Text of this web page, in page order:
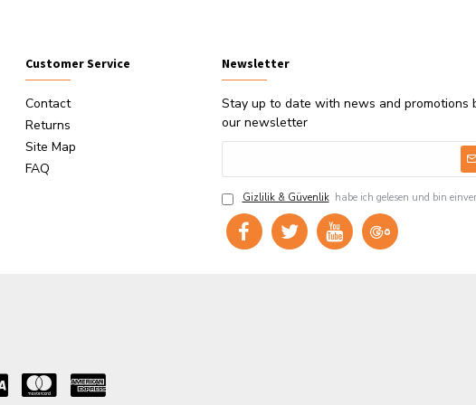
Customer Service
Contact
Returns
Site Map
FAQ
Newsletter
Stay up to date with news and promotions
our newsletter
Gizlilik & Güvenlik habe ich gelesen und bin